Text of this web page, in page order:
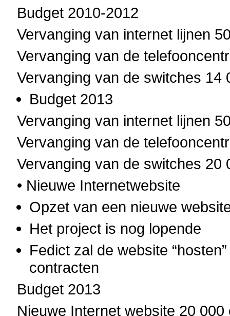
Budget 2010-2012
Vervanging van internet lijnen
Vervanging van de
Vervanging van de switches 14
Budget 2013
Vervanging van internet lijnen
Vervanging van de
Vervanging van de switches 20
• Nieuwe Internetwebsite
Opzet van een nieuwe
Het project is nog lopende
Fedict zal de website
contracten
Budget 2013
Nieuwe Internet website 20 000